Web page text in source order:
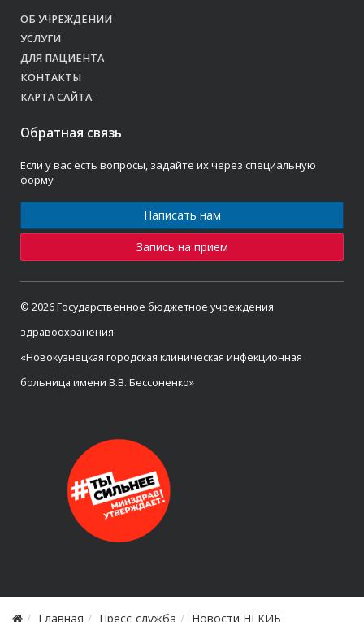
ОБ УЧРЕЖДЕНИИ
УСЛУГИ
ДЛЯ ПАЦИЕНТА
КОНТАКТЫ
КАРТА САЙТА
Обратная связь
Если у вас есть вопросы, задайте их через специальную
форму
Написать нам
Запись на прием
© 2026 Государственное бюджетное учреждения
здравоохранения
«Новокузнецкая городская клиническая инфекционная
больница имени В.В. Бессоненко»
Главная Пресс-служба Новости НГКИБ